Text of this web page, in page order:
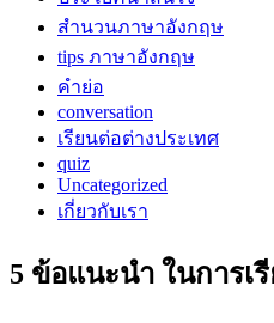
สำนวนภาษาอังกฤษ
tips ภาษาอังกฤษ
คำย่อ
conversation
เรียนต่อต่างประเทศ
quiz
Uncategorized
เกี่ยวกับเรา
5 ข้อแนะนำ ในการเ